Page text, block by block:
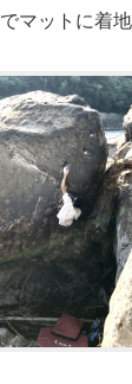
マットに着地